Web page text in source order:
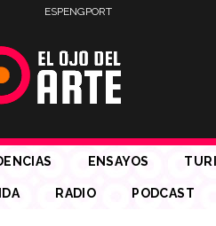
ESPENGPORT
ENSAYOS
RADIO PODCAST